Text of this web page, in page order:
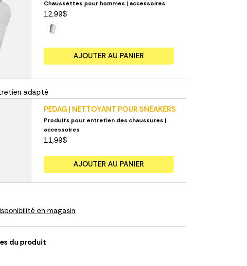
Chaussettes pour hommes | accessoires
12,99$
AJOUTER AU PANIER
adapté
PEDAG | NETTOYANT POUR SNEAKERS
Produits pour entretien des chaussures |
accessoires
11,99$
AJOUTER AU PANIER
en magasin
du produit